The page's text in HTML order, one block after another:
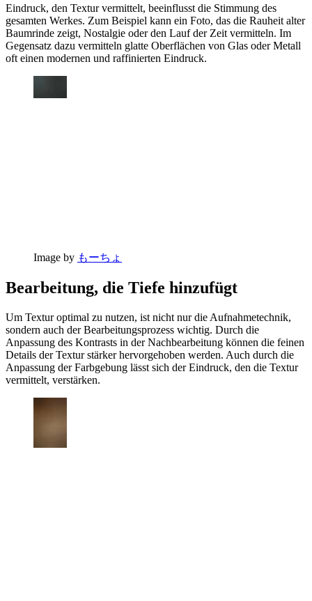
Eindruck, den Textur vermittelt, beeinflusst die Stimmung des
gesamten Werkes. Zum Beispiel kann ein Foto, das die Rauheit alter
Baumrinde zeigt, Nostalgie oder den Lauf der Zeit vermitteln. Im
Gegensatz dazu vermitteln glatte Oberflächen von Glas oder Metall
oft einen modernen und raffinierten Eindruck.
Image by もーちょ
Bearbeitung, die Tiefe hinzufügt
Um Textur optimal zu nutzen, ist nicht nur die Aufnahmetechnik,
sondern auch der Bearbeitungsprozess wichtig. Durch die
Anpassung des Kontrasts in der Nachbearbeitung können die feinen
Details der Textur stärker hervorgehoben werden. Auch durch die
Anpassung der Farbgebung lässt sich der Eindruck, den die Textur
vermittelt, verstärken.